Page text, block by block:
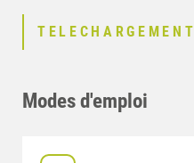
Modes d'emploi